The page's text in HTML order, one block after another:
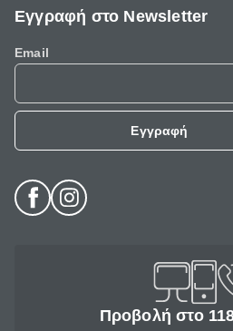
Εγγραφή στο Newsletter
Email
Εγγραφή
Προβολή στο